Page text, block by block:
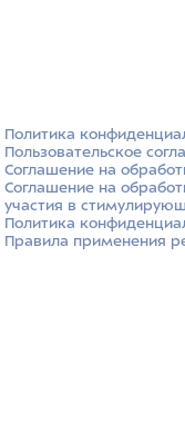
Политика
Пользовательское
Соглашение на
Соглашение на
участия в
Политика
Правила применения